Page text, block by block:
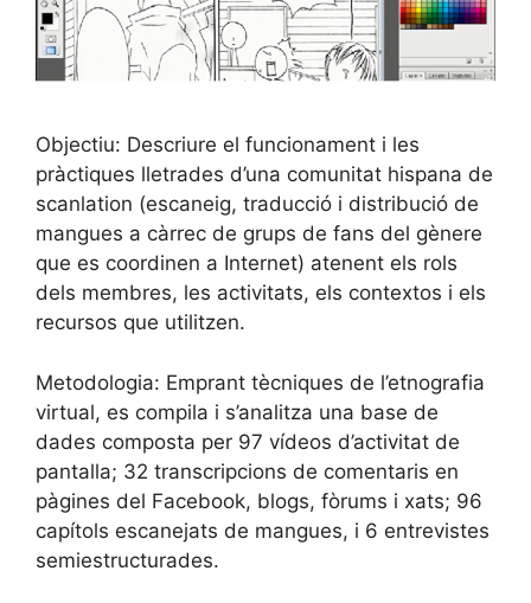
Objectiu: Descriure el funcionament i les
pràctiques lletrades d’una comunitat hispana de
scanlation (escaneig, traducció i distribució de
mangues a càrrec de grups de fans del gènere
que es coordinen a Internet) atenent els rols
dels membres, les activitats, els contextos i els
recursos que utilitzen.
Metodologia: Emprant tècniques de l’etnografia
virtual, es compila i s’analitza una base de
dades composta per 97 vídeos d’activitat de
pantalla; 32 transcripcions de comentaris en
pàgines del Facebook, blogs, fòrums i xats; 96
capítols escanejats de mangues, i 6 entrevistes
semiestructurades.